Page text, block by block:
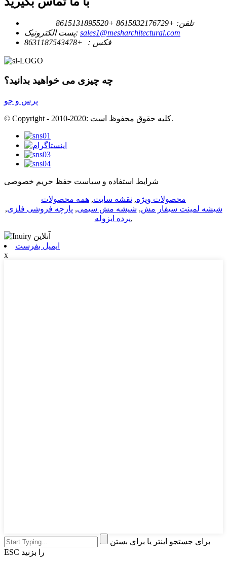
تلفن: +8615832176729
+8615131895520
پست الکترونیک: sales1@mesharchitectural.com
فکس：
+8631187543478
چه چیزی می خواهید بدانید؟
پرس و جو
© Copyright - 2010-2020: کلیه حقوق محفوظ است.
شرایط استفاده و سیاست حفظ حریم خصوصی
محصولات ویژه, نقشه سایت, همه محصولات
شیشه لمینت سیفار مش, شیشه مش سیمی, پارچه فروشی فلزی,
پرده ایزوله,
ایمیل بفرست
x
برای جستجو اینتر یا برای بستن
ESC را بزنید